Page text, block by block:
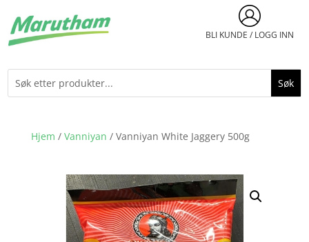
BLI KUNDE / LOGG INN
Hjem / Vanniyan / Vanniyan White Jaggery 500g